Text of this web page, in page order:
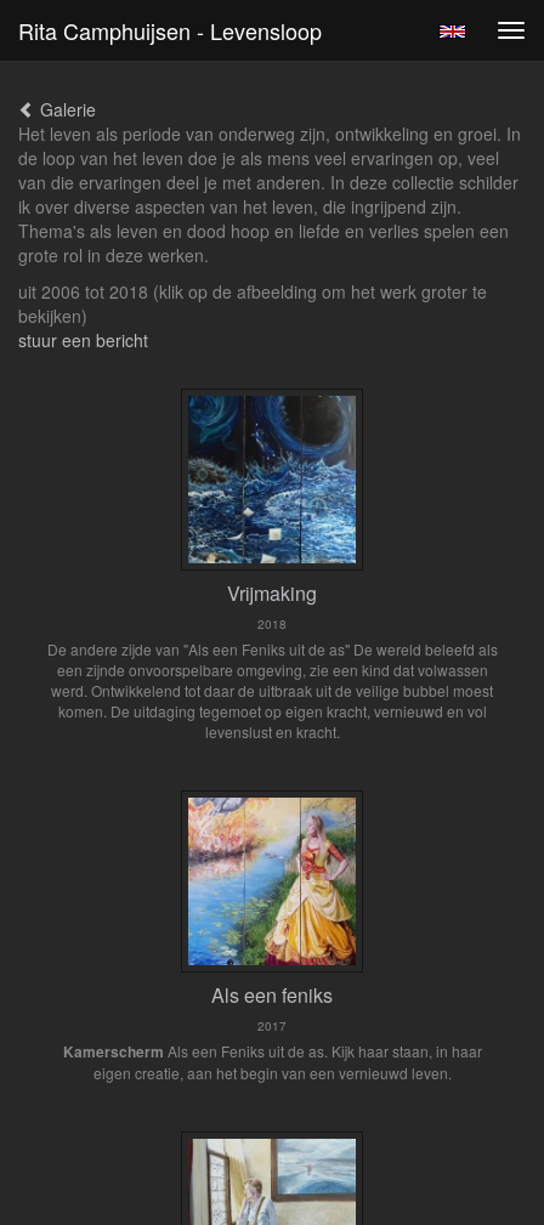
Rita Camphuijsen - Levensloop
Galerie
Het leven als periode van onderweg zijn, ontwikkeling en groei. In
de loop van het leven doe je als mens veel ervaringen op, veel
van die ervaringen deel je met anderen. In deze collectie schilder
ik over diverse aspecten van het leven, die ingrijpend zijn.
Thema's als leven en dood hoop en liefde en verlies spelen een
grote rol in deze werken.
uit 2006 tot 2018 (klik op de afbeelding om het werk groter te
bekijken)
stuur een bericht
Vrijmaking
2018
De andere zijde van "Als een Feniks uit de as" De wereld beleefd als
een zijnde onvoorspelbare omgeving, zie een kind dat volwassen
werd. Ontwikkelend tot daar de uitbraak uit de veilige bubbel moest
komen. De uitdaging tegemoet op eigen kracht, vernieuwd en vol
levenslust en kracht.
Als een feniks
2017
Kamerscherm Als een Feniks uit de as. Kijk haar staan, in haar
eigen creatie, aan het begin van een vernieuwd leven.